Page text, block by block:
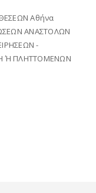
Αθήνα
ΑΝΑΣΤΟΛΩΝ
-
Ή ΠΛΗΤΤΟΜΕΝΩΝ